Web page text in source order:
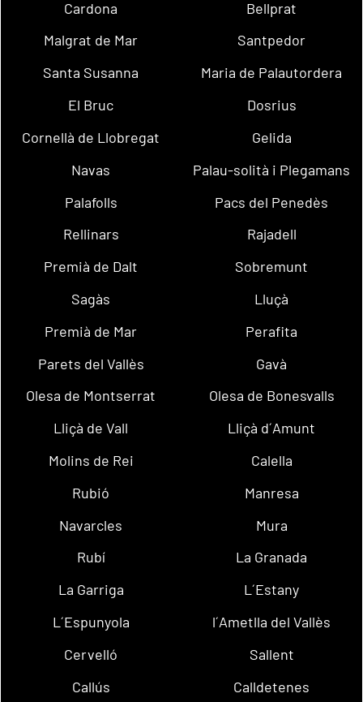
Cardona
Bellprat
Malgrat de Mar
Santpedor
Santa Susanna
Maria de Palautordera
El Bruc
Dosrius
Cornellà de Llobregat
Gelida
Navas
Palau-solità i Plegamans
Palafolls
Pacs del Penedès
Rellinars
Rajadell
Premià de Dalt
Sobremunt
Sagàs
Lluçà
Premià de Mar
Perafita
Parets del Vallès
Gavà
Olesa de Montserrat
Olesa de Bonesvalls
Lliçà de Vall
Lliçà d´Amunt
Molins de Rei
Calella
Rubió
Manresa
Navarcles
Mura
Rubí
La Granada
La Garriga
L´Estany
L´Espunyola
l´Ametlla del Vallès
Cervelló
Sallent
Callús
Calldetenes